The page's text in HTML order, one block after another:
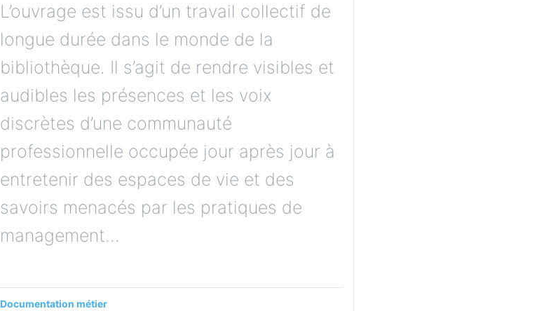
L’ouvrage est issu d’un travail collectif de
longue durée dans le monde de la
bibliothèque. Il s’agit de rendre visibles et
audibles les présences et les voix
discrètes d’une communauté
professionnelle occupée jour après jour à
entretenir des espaces de vie et des
savoirs menacés par les pratiques de
management...
Documentation métier